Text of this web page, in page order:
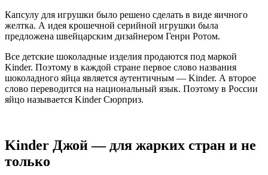
Капсулу для игрушки было решено сделать в виде яичного
желтка. А идея крошечной серийной игрушки была
предложена швейцарским дизайнером Генри Ротом.
Все детские шоколадные изделия продаются под маркой
Kinder. Поэтому в каждой стране первое слово названия
шоколадного яйца является аутентичным — Kinder. А второе
слово переводится на национальный язык. Поэтому в России
яйцо называется Kinder Сюрприз.
Kinder Джой — для жарких стран и не
только